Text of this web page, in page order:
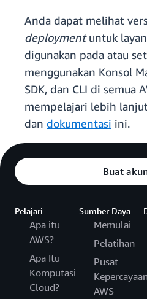
Anda dapat melihat
deploymentuntuk
digunakan pada atau
menggunakan Konsol
SDK, dan CLI di semua
mempelajari lebih
dan dokumentasi ini.
Buat
Pelajari
Apa itu
AWS?
Apa Itu
Komputasi
Cloud?
Sumber Daya
Memulai
Pelatihan
Pusat
AWS